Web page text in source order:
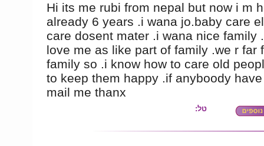
Hi its me rubi from nepal but now i m
already 6 years .i wana jo.baby care
care dosent mater .i wana nice family
love me as like part of family .we r far
family so .i know how to care old
to keep them happy .if anyboody
mail me thanx
טל: